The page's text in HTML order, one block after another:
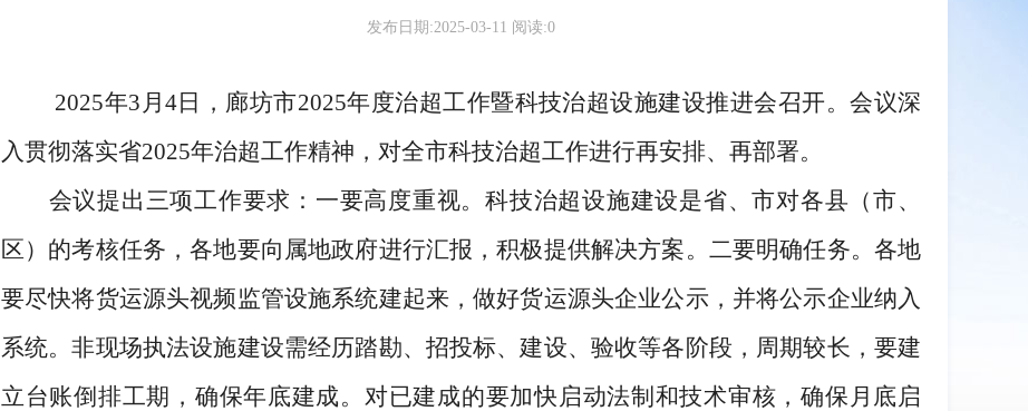
发布日期:2025-03-11 阅读:0
2025年3月4日，廊坊市2025年度治超工作暨科技治超设施建设推进会召开。会议深
入贯彻落实省2025年治超工作精神，对全市科技治超工作进行再安排、再部署。
会议提出三项工作要求：一要高度重视。科技治超设施建设是省、市对各县（市、
区）的考核任务，各地要向属地政府进行汇报，积极提供解决方案。二要明确任务。各地
要尽快将货运源头视频监管设施系统建起来，做好货运源头企业公示，并将公示企业纳入
系统。非现场执法设施建设需经历踏勘、招投标、建设、验收等各阶段，周期较长，要建
立台账倒排工期，确保年底建成。对已建成的要加快启动法制和技术审核，确保月底启